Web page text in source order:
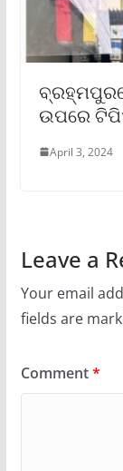
ଉପରେ
April 3, 2024
Leave a
Your email
fields are
Comment*